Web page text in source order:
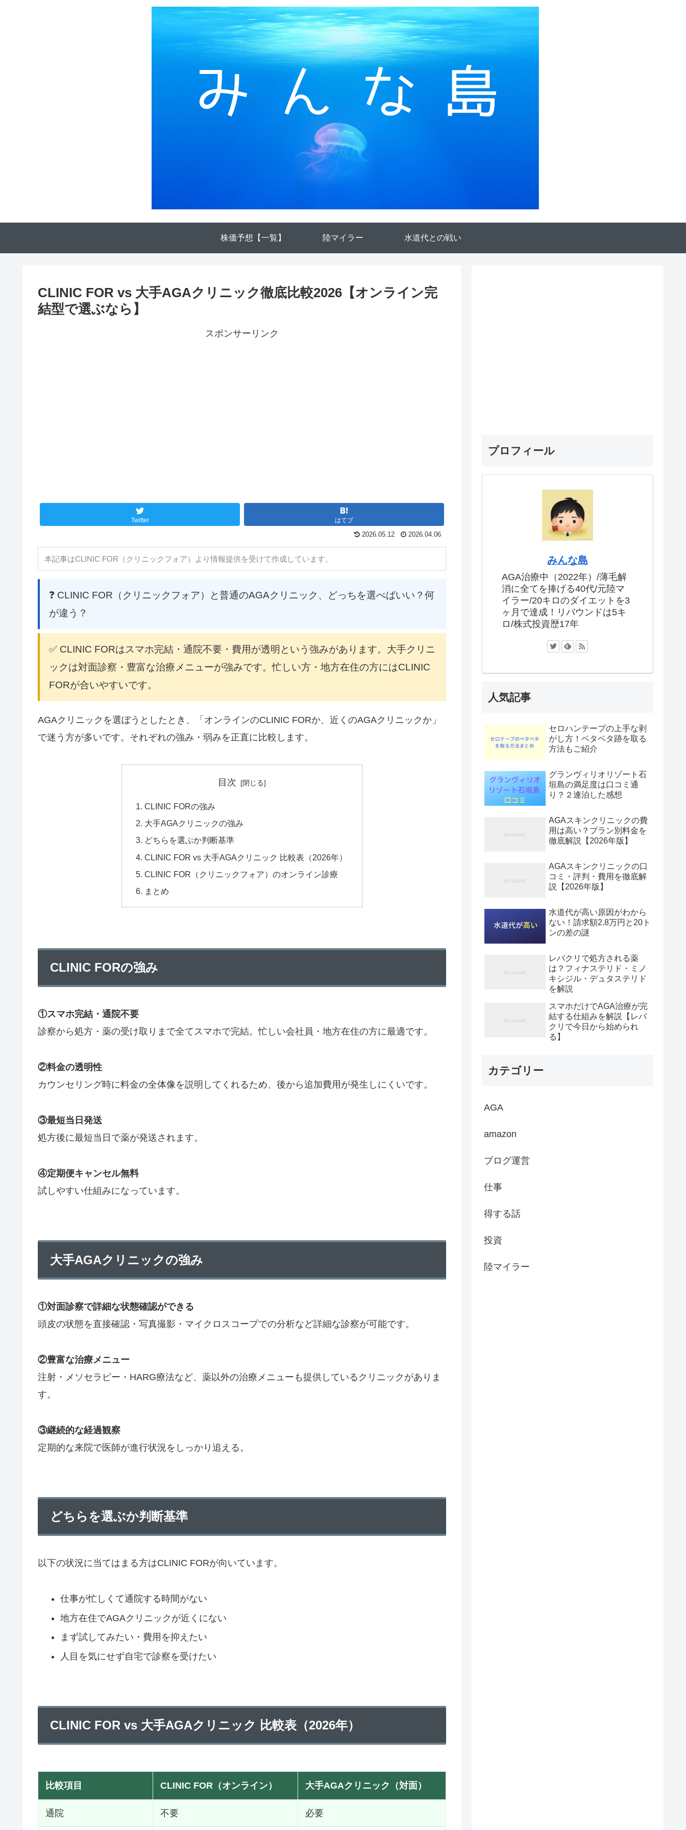
株価予想【一覧】 陸マイラー 水道代との戦い
CLINIC FOR vs 大手AGAクリニック徹底比較2026【オンライン完
結型で選ぶなら】
スポンサーリンク
Twitter はてブ
2026.05.12 2026.04.06
本記事はCLINIC FOR（クリニックフォア）より情報提供を受けて作成しています。
❓ CLINIC FOR（クリニックフォア）と普通のAGAクリニック、どっちを選べばいい？何
が違う？
✅ CLINIC FORはスマホ完結・通院不要・費用が透明という強みがあります。大手クリニ
ックは対面診察・豊富な治療メニューが強みです。忙しい方・地方在住の方にはCLINIC
FORが合いやすいです。
AGAクリニックを選ぼうとしたとき、「オンラインのCLINIC FORか、近くのAGAクリニックか」
で迷う方が多いです。それぞれの強み・弱みを正直に比較します。
目次
CLINIC FORの強み
大手AGAクリニックの強み
どちらを選ぶか判断基準
CLINIC FOR vs 大手AGAクリニック 比較表（2026年）
CLINIC FOR（クリニックフォア）のオンライン診療
まとめ
CLINIC FORの強み
①スマホ完結・通院不要
診察から処方・薬の受け取りまで全てスマホで完結。忙しい会社員・地方在住の方に最適です。
②料金の透明性
カウンセリング時に料金の全体像を説明してくれるため、後から追加費用が発生しにくいです。
③最短当日発送
処方後に最短当日で薬が発送されます。
④定期便キャンセル無料
試しやすい仕組みになっています。
大手AGAクリニックの強み
①対面診察で詳細な状態確認ができる
頭皮の状態を直接確認・写真撮影・マイクロスコープでの分析など詳細な診察が可能です。
②豊富な治療メニュー
注射・メソセラピー・HARG療法など、薬以外の治療メニューも提供しているクリニックがありま
す。
③継続的な経過観察
定期的な来院で医師が進行状況をしっかり追える。
どちらを選ぶか判断基準
以下の状況に当てはまる方はCLINIC FORが向いています。
仕事が忙しくて通院する時間がない
地方在住でAGAクリニックが近くにない
まず試してみたい・費用を抑えたい
人目を気にせず自宅で診察を受けたい
CLINIC FOR vs 大手AGAクリニック 比較表（2026年）
比較項目 CLINIC FOR（オンライン） 大手AGAクリニック（対面）
通院 不要 必要
プロフィール
みんな島
AGA治療中（2022年）/薄毛解
消に全てを捧げる40代/元陸マ
イラー/20キロのダイエットを3
ヶ月で達成！リバウンドは5キ
ロ/株式投資歴17年
人気記事
セロハンテープの上手な剥
がし方！ベタベタ跡を取る
方法もご紹介
グランヴィリオリゾート石
垣島の満足度は口コミ通
り？２連泊した感想
AGAスキンクリニックの費
用は高い？プラン別料金を
徹底解説【2026年版】
AGAスキンクリニックの口
コミ・評判・費用を徹底解
説【2026年版】
水道代が高い原因がわから
ない！請求額2.8万円と20ト
ンの差の謎
レバクリで処方される薬
は？フィナステリド・ミノ
キシジル・デュタステリド
を解説
スマホだけでAGA治療が完
結する仕組みを解説【レバ
クリで今日から始められ
る】
カテゴリー
AGA
amazon
ブログ運営
仕事
得する話
投資
陸マイラー